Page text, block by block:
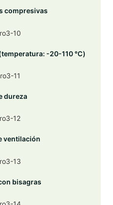
compresivas
-20-110 ℃)
dureza
ventilación
bisagras